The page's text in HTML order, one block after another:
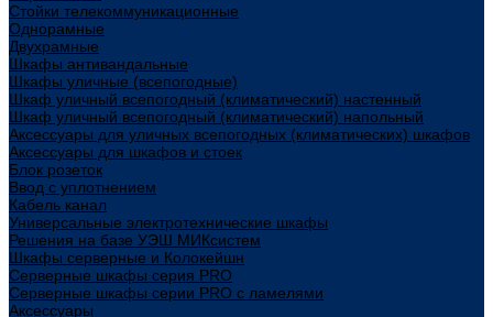
Стойки телекоммуникационные
Однорамные
Двухрамные
Шкафы антивандальные
Шкафы уличные (всепогодные)
Шкаф уличный всепогодный (климатический) настенный
Шкаф уличный всепогодный (климатический) напольный
Аксессуары для уличных всепогодных (климатических) шкафов
Аксессуары для шкафов и стоек
Блок розеток
Ввод с уплотнением
Кабель канал
Универсальные электротехнические шкафы
Решения на базе УЭШ МИКсистем
Шкафы серверные и Колокейшн
Серверные шкафы серия PRO
Серверные шкафы серии PRO с ламелями
Аксессуары